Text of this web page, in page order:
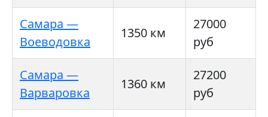
Самара —
Воеводовка
1350 км
27000
руб
Самара —
Варваровка
1360 км
27200
руб